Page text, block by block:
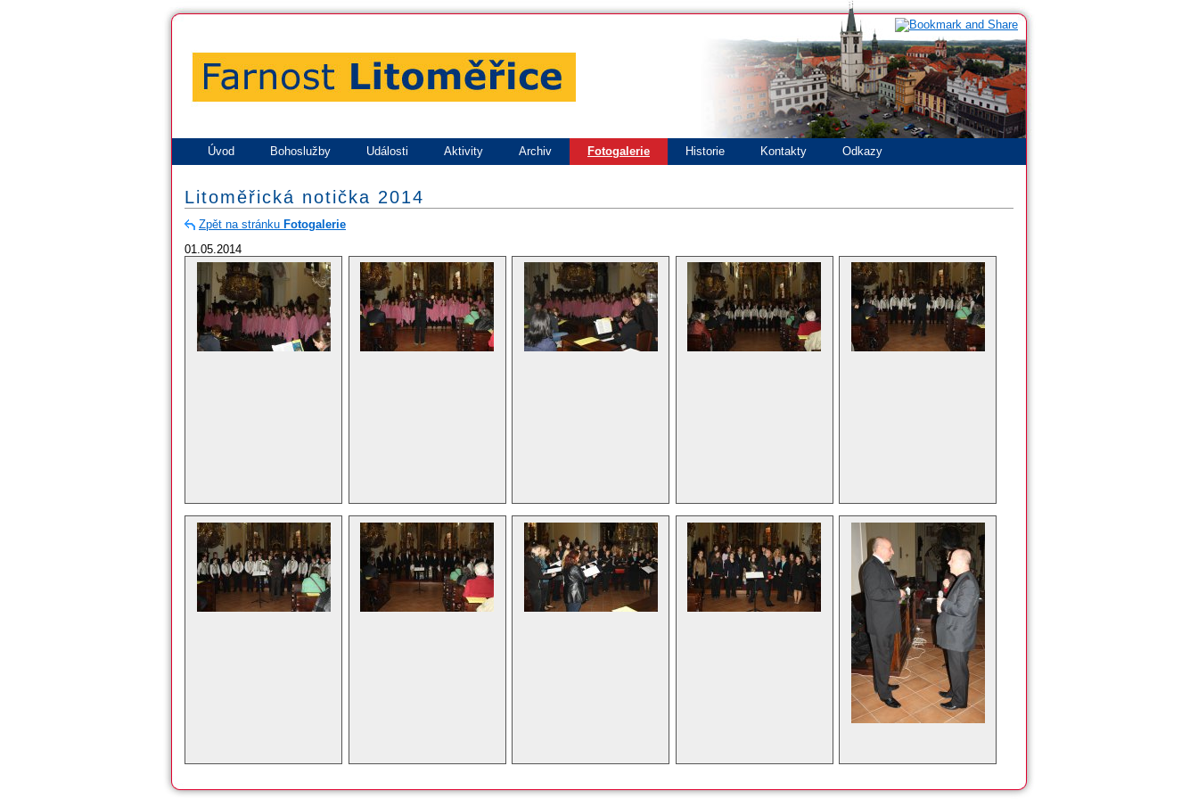
Úvod Bohoslužby Události Aktivity Archiv Fotogalerie Historie Kontakty Odkazy
Litoměřická notička 2014
Zpět na stránku Fotogalerie
01.05.2014